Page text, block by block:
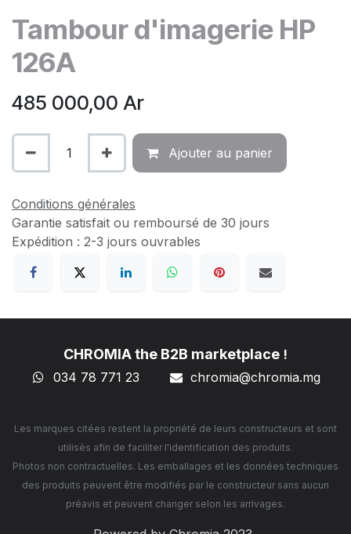
Tambour d'imagerie HP
126A
485 000,00 Ar
Ajouter au panier
Conditions générales
Garantie satisfait ou remboursé de 30 jours
Expédition : 2-3 jours ouvrables
CHROMIA the B2B marketplace !
034 78 771 23
chromia@chromia.mg
Les marques citées restent la propriété de leurs constructeurs et sont
utilisés afin de faciliter l'identification des produits.
Photos non contractuelles. Les emballages et les données techniques
des produits peuvent être modifiés par le constructeur sans aucun
préavis et peuvent changer selon les arrivages.